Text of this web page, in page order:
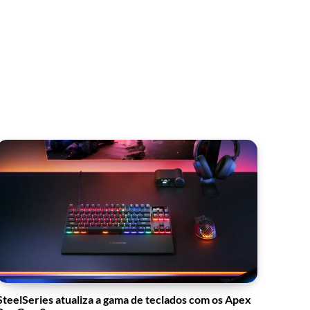
atualiza a gama de teclados com os Apex